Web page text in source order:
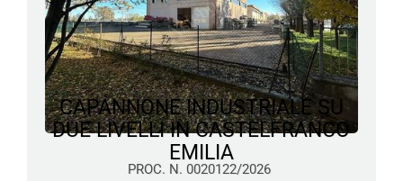
CAPANNONE INDUSTRIALE SU
DUE LIVELLI IN CASTELFRANCO
EMILIA
PROC. N. 0020122/2026